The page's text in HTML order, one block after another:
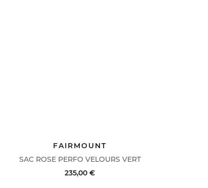
SAC ROSE PERFO VELOURS VERT
FAIRMOUNT
235,00 €